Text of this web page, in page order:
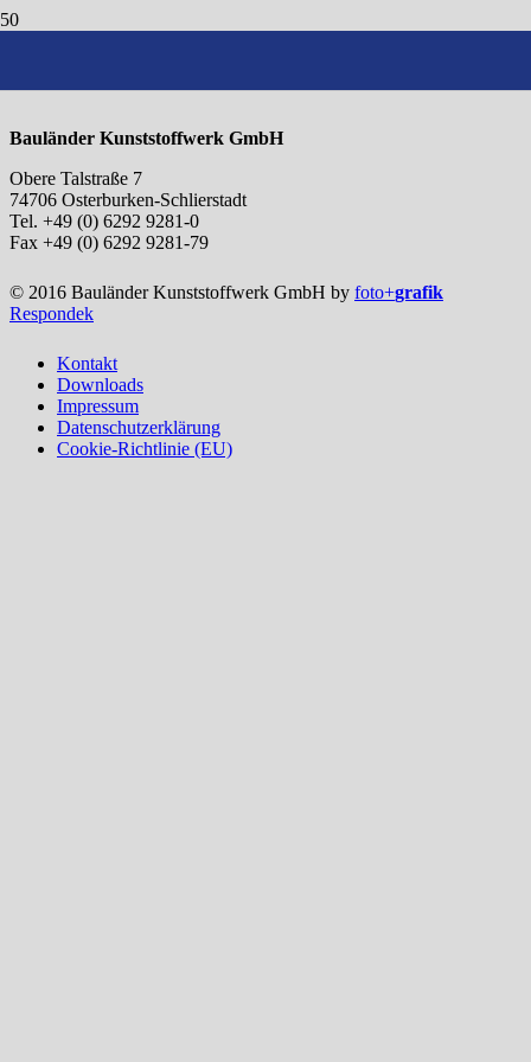
Bauländer Kunststoffwerk GmbH
Obere Talstraße 7
74706 Osterburken-Schlierstadt
Tel. +49 (0) 6292 9281-0
Fax +49 (0) 6292 9281-79
© 2016 Bauländer Kunststoffwerk GmbH by foto+grafik
Respondek
Kontakt
Downloads
Impressum
Datenschutzerklärung
Cookie-Richtlinie (EU)